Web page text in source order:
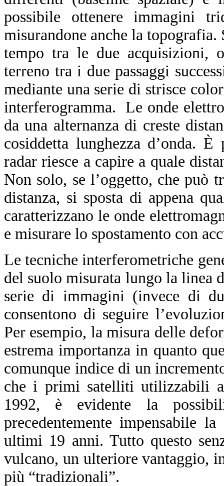
possibile ottenere immagini
misurandone anche la
tempo tra le due acquisizioni,
terreno tra i due passaggi
mediante una serie di strisce
interferogramma. Le onde
da una alternanza di creste
cosiddetta lunghezza d’onda.
radar riesce a capire a quale
Non solo, se l’oggetto, che può
distanza, si sposta di appena
caratterizzano le onde
e misurare lo spostamento con
Le tecniche interferometriche
del suolo misurata lungo la linea
serie di immagini (invece di
consentono di seguire
Per esempio, la misura delle
estrema importanza in quanto
comunque indice di un
che i primi satelliti utilizzabili
1992, è evidente la
precedentemente impensabile
ultimi 19 anni. Tutto questo
vulcano, un ulteriore vantaggio,
più “tradizionali”.